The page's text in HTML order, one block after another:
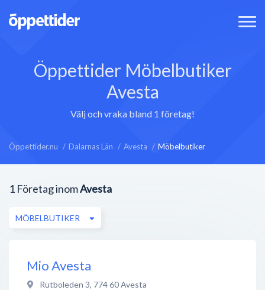
Öppettider Möbelbutiker
Avesta
Välj och vraka bland 1 företag!
Öppettider.nu Dalarnas Län Avesta Möbelbutiker
1 Företag inomAvesta
MÖBELBUTIKER
Mio Avesta
Rutboleden 3, 774 60Avesta